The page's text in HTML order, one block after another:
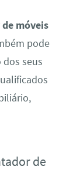
móveis
pode
dos seus
de